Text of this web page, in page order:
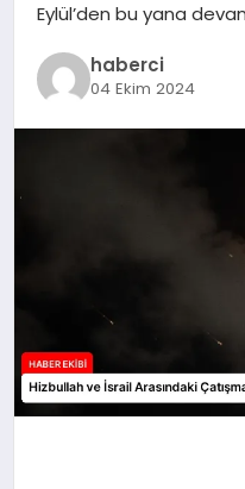
Eylül’den bu yana
haberci
04 Ekim 2024